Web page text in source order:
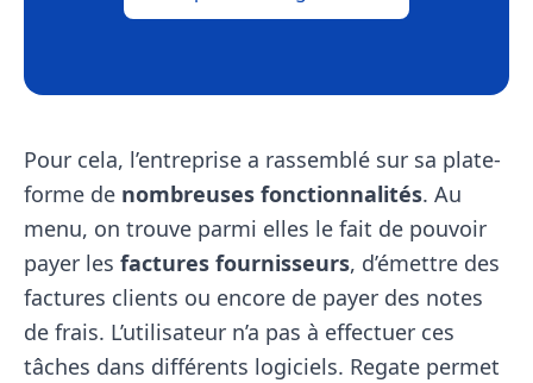
Pour cela, l’entreprise a rassemblé sur sa plate-
forme de nombreuses fonctionnalités. Au
menu, on trouve parmi elles le fait de pouvoir
payer les factures fournisseurs, d’émettre des
factures clients ou encore de payer des notes
de frais. L’utilisateur n’a pas à effectuer ces
tâches dans différents logiciels. Regate permet